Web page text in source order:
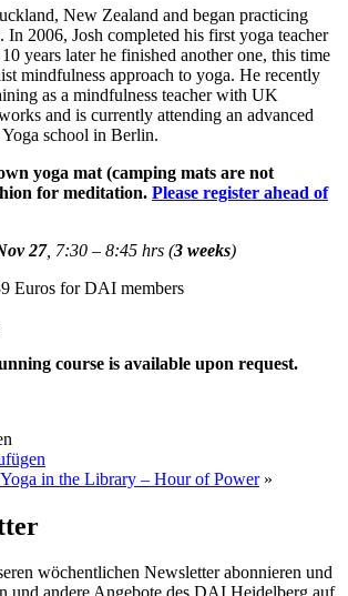
New Zealand and began practicing
2006, Josh completed his first yoga teacher
years later he finished another one, this time
mindfulness approach to yoga. He recently
as a mindfulness teacher with UK
and is currently attending an advanced
school in Berlin.
yoga mat (camping mats are not
for meditation. Please register ahead of
27, 7:30 – 8:45 hrs (3 weeks)
Euros for DAI members
course is available upon request.
Yoga in the Library – Hour of Power»
wöchentlichen Newsletter abonnieren und